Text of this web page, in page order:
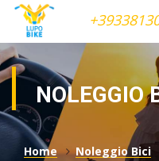
NOLEGGIO
Home Noleggio Bici